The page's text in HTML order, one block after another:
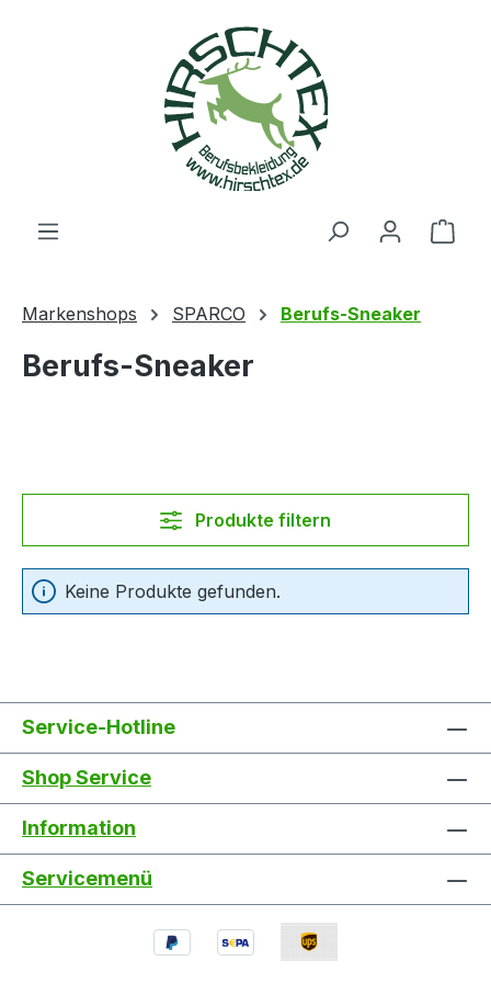
Markenshops SPARCO Berufs-Sneaker
Berufs-Sneaker
Produkte filtern
Keine Produkte gefunden.
Service-Hotline
Shop Service
Information
Servicemenü